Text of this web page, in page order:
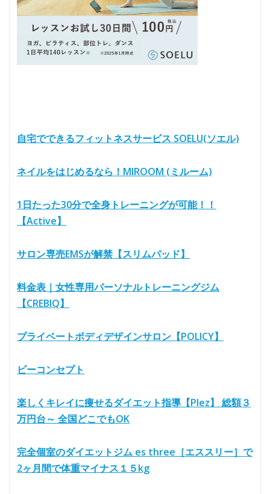
自宅でできるフィットネスサービス SOELU(ソエル)
ネイルをはじめるなら！MIROOM (ミルーム)
1日たった30分で全身トレーニングが可能！！
【Active】
サロン専売EMSが解禁【スリムパッド】
料金表｜女性専用パーソナルトレーニングジム
【CREBIQ】
プライベートボディデザインサロン【POLICY】
ビーコンセプト
楽しくキレイに痩せるダイエット指導【Plez】 総額３
万円台～ 全国どこでもOK
完全個室のダイエットジム es three［エススリー］で
2ヶ月間で体重マイナス１５kg